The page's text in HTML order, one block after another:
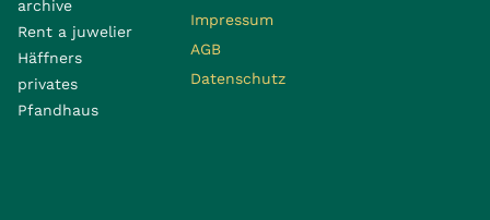
archive
Rent a juwelier
Häffners
privates
Pfandhaus
Impressum
AGB
Datenschutz